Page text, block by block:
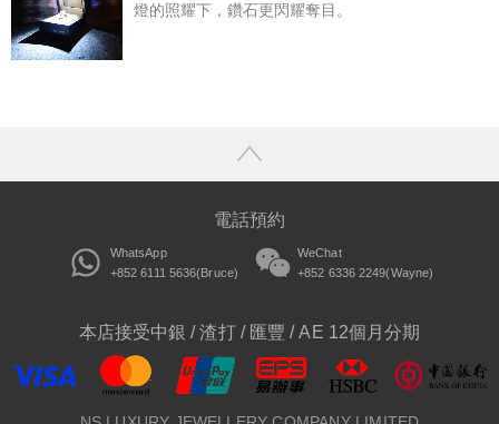
燈的照耀下，鑽石更閃耀奪目。
電話預約
WhatsApp
+852 6111 5636(Bruce)
WeChat
+852 6336 2249(Wayne)
本店接受中銀 / 渣打 / 匯豐 / AE 12個月分期